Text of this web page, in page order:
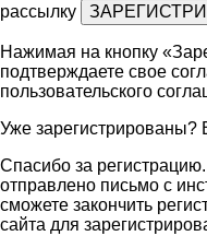
рассылку
Нажимая на кнопку
подтверждаете свое
пользовательского
Уже зарегистрированы?
Спасибо за
отправлено письмо с
сможете закончить
сайта для